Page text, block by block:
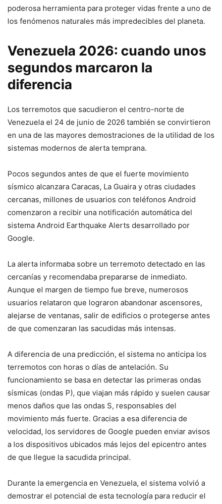
poderosa herramienta para proteger vidas frente a uno de
los fenómenos naturales más impredecibles del planeta.
Venezuela 2026: cuando unos
segundos marcaron la
diferencia
Los terremotos que sacudieron el centro-norte de
Venezuela el 24 de junio de 2026 también se convirtieron
en una de las mayores demostraciones de la utilidad de los
sistemas modernos de alerta temprana.
Pocos segundos antes de que el fuerte movimiento
sísmico alcanzara Caracas, La Guaira y otras ciudades
cercanas, millones de usuarios con teléfonos Android
comenzaron a recibir una notificación automática del
sistema Android Earthquake Alerts desarrollado por
Google.
La alerta informaba sobre un terremoto detectado en las
cercanías y recomendaba prepararse de inmediato.
Aunque el margen de tiempo fue breve, numerosos
usuarios relataron que lograron abandonar ascensores,
alejarse de ventanas, salir de edificios o protegerse antes
de que comenzaran las sacudidas más intensas.
A diferencia de una predicción, el sistema no anticipa los
terremotos con horas o días de antelación. Su
funcionamiento se basa en detectar las primeras ondas
sísmicas (ondas P), que viajan más rápido y suelen causar
menos daños que las ondas S, responsables del
movimiento más fuerte. Gracias a esa diferencia de
velocidad, los servidores de Google pueden enviar avisos
a los dispositivos ubicados más lejos del epicentro antes
de que llegue la sacudida principal.
Durante la emergencia en Venezuela, el sistema volvió a
demostrar el potencial de esta tecnología para reducir el